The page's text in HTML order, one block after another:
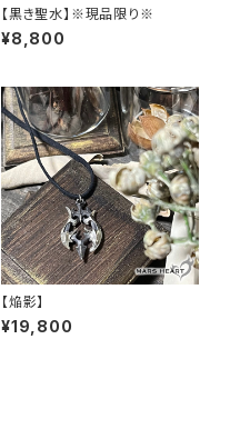
【黒き聖水】※現品限り※
¥8,800
【焔影】
¥19,800